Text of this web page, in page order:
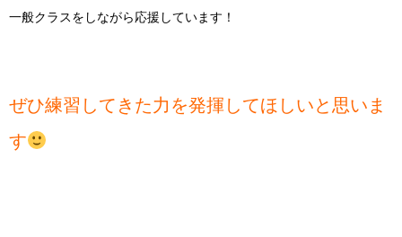
一般クラスをしながら応援しています！
ぜひ練習してきた力を発揮してほしいと思いま
す